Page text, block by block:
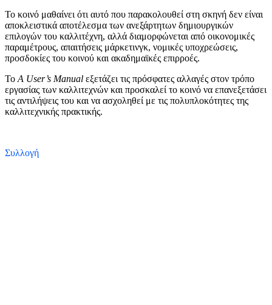
Το κοινό μαθαίνει ότι αυτό που παρακολουθεί στη σκηνή δεν είναι
αποκλειστικά αποτέλεσμα των ανεξάρτητων δημιουργικών
επιλογών του καλλιτέχνη, αλλά διαμορφώνεται από οικονομικές
παραμέτρους, απαιτήσεις μάρκετινγκ, νομικές υποχρεώσεις,
προσδοκίες του κοινού και ακαδημαϊκές επιρροές.
To A User’s Manual εξετάζει τις πρόσφατες αλλαγές στον τρόπο
εργασίας των καλλιτεχνών και προσκαλεί το κοινό να επανεξετάσει
τις αντιλήψεις του και να ασχοληθεί με τις πολυπλοκότητες της
καλλιτεχνικής πρακτικής.
Συλλογή